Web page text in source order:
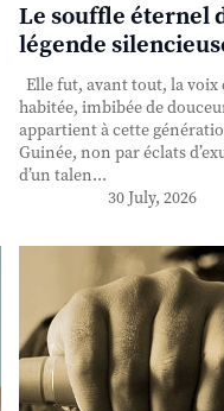
Le souffle éternel
légende
Elle fut, avant tout, la voix
habitée, imbibée de
appartient à cette
Guinée, non par éclats
d’un talen...
30 July, 2026